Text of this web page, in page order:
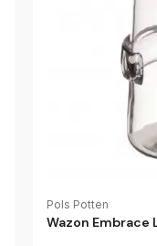
Pols Potten
Wazon Embrace